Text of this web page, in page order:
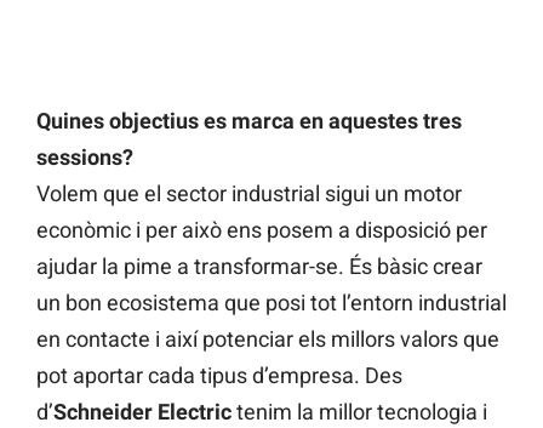
Quines objectius es marca en aquestes tres
sessions?
Volem que el sector industrial sigui un motor
econòmic i per això ens posem a disposició per
ajudar la pime a transformar-se. És bàsic crear
un bon ecosistema que posi tot l’entorn industrial
en contacte i així potenciar els millors valors que
pot aportar cada tipus d’empresa. Des
d’Schneider Electrictenim la millor tecnologia i